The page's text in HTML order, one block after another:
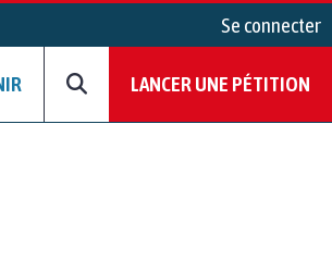
Se connecter
LANCER UNE PÉTITION